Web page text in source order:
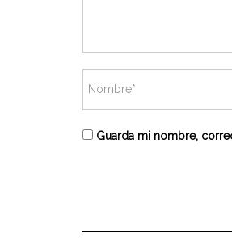
Guarda mi nombre,